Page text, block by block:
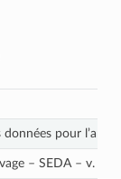
pour
– SEDA – v. 2.1